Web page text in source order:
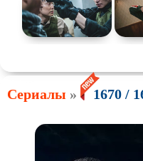
Сериалы » 1670 /